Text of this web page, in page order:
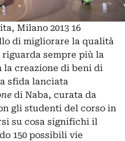
Milano 2013 16
di migliorare la qualità
sempre più la
la creazione di beni di
sfida lanciata
di Naba, curata da
gli studenti del corso in
su cosa significhi il
150 possibili vie